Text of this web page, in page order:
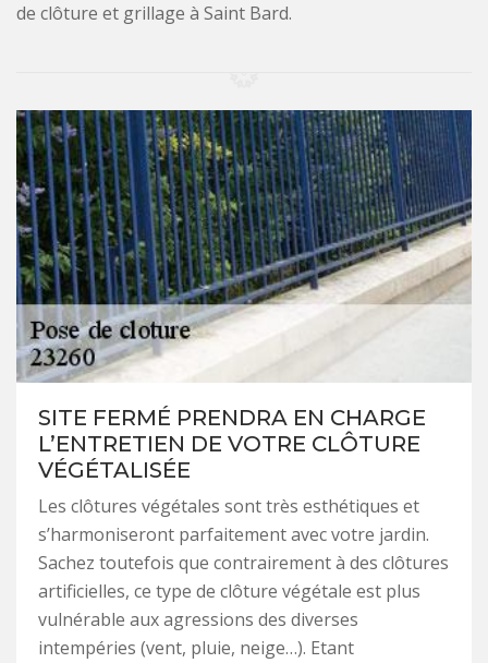
de clôture et grillage à Saint Bard.
SITE FERMÉ PRENDRA EN CHARGE
L’ENTRETIEN DE VOTRE CLÔTURE
VÉGÉTALISÉE
Les clôtures végétales sont très esthétiques et
s’harmoniseront parfaitement avec votre jardin.
Sachez toutefois que contrairement à des clôtures
artificielles, ce type de clôture végétale est plus
vulnérable aux agressions des diverses
intempéries (vent, pluie, neige…). Etant